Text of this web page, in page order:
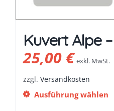
Kuvert Alpe –
25,00€ exkl. MwSt.
zzgl. Versandkosten
Ausführung wählen